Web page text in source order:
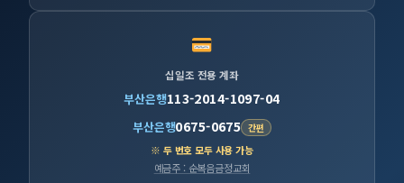
십일조 전용 계좌
부산은행113-2014-1097-04
부산은행0675-0675 간편
※ 두 번호 모두 사용 가능
예금주 : 순복음금정교회